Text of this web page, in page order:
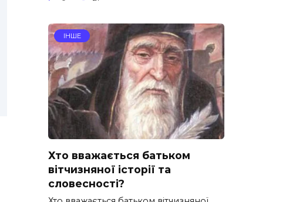
ІНШЕ
Хто вважається батьком
вітчизняної історії та
словесності?